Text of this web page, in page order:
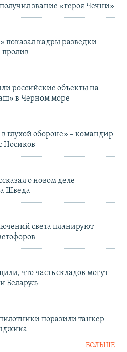
звание «героя Чечни»
показал кадры разведки
пролив
российские объекты на
в Черном море
глухой обороне» – командир
Носиков
о новом деле
Шведа
света планируют
что часть складов могут
Беларусь
поразили танкер
БОЛЬШЕ